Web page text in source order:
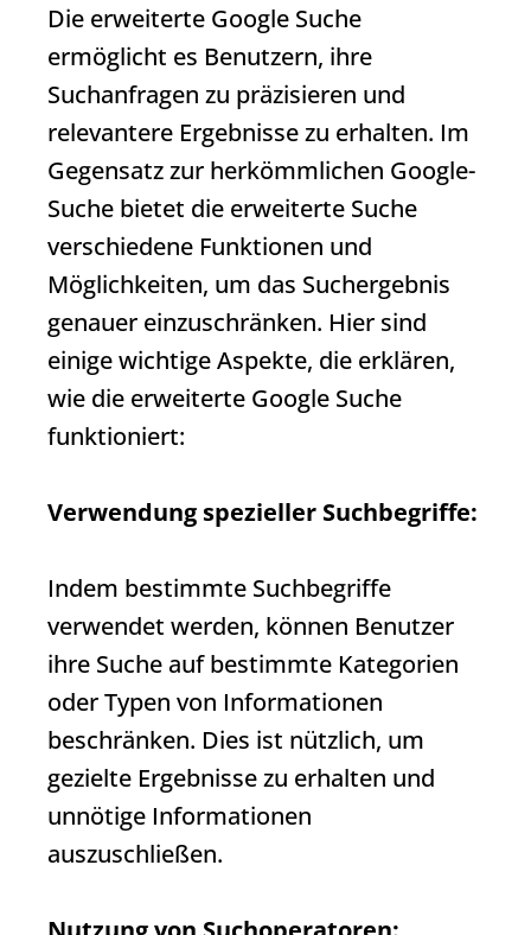
Die erweiterte Google Suche
ermöglicht es Benutzern, ihre
Suchanfragen zu präzisieren und
relevantere Ergebnisse zu erhalten. Im
Gegensatz zur herkömmlichen Google-
Suche bietet die erweiterte Suche
verschiedene Funktionen und
Möglichkeiten, um das Suchergebnis
genauer einzuschränken. Hier sind
einige wichtige Aspekte, die erklären,
wie die erweiterte Google Suche
funktioniert:
Verwendung spezieller Suchbegriffe:
Indem bestimmte Suchbegriffe
verwendet werden, können Benutzer
ihre Suche auf bestimmte Kategorien
oder Typen von Informationen
beschränken. Dies ist nützlich, um
gezielte Ergebnisse zu erhalten und
unnötige Informationen
auszuschließen.